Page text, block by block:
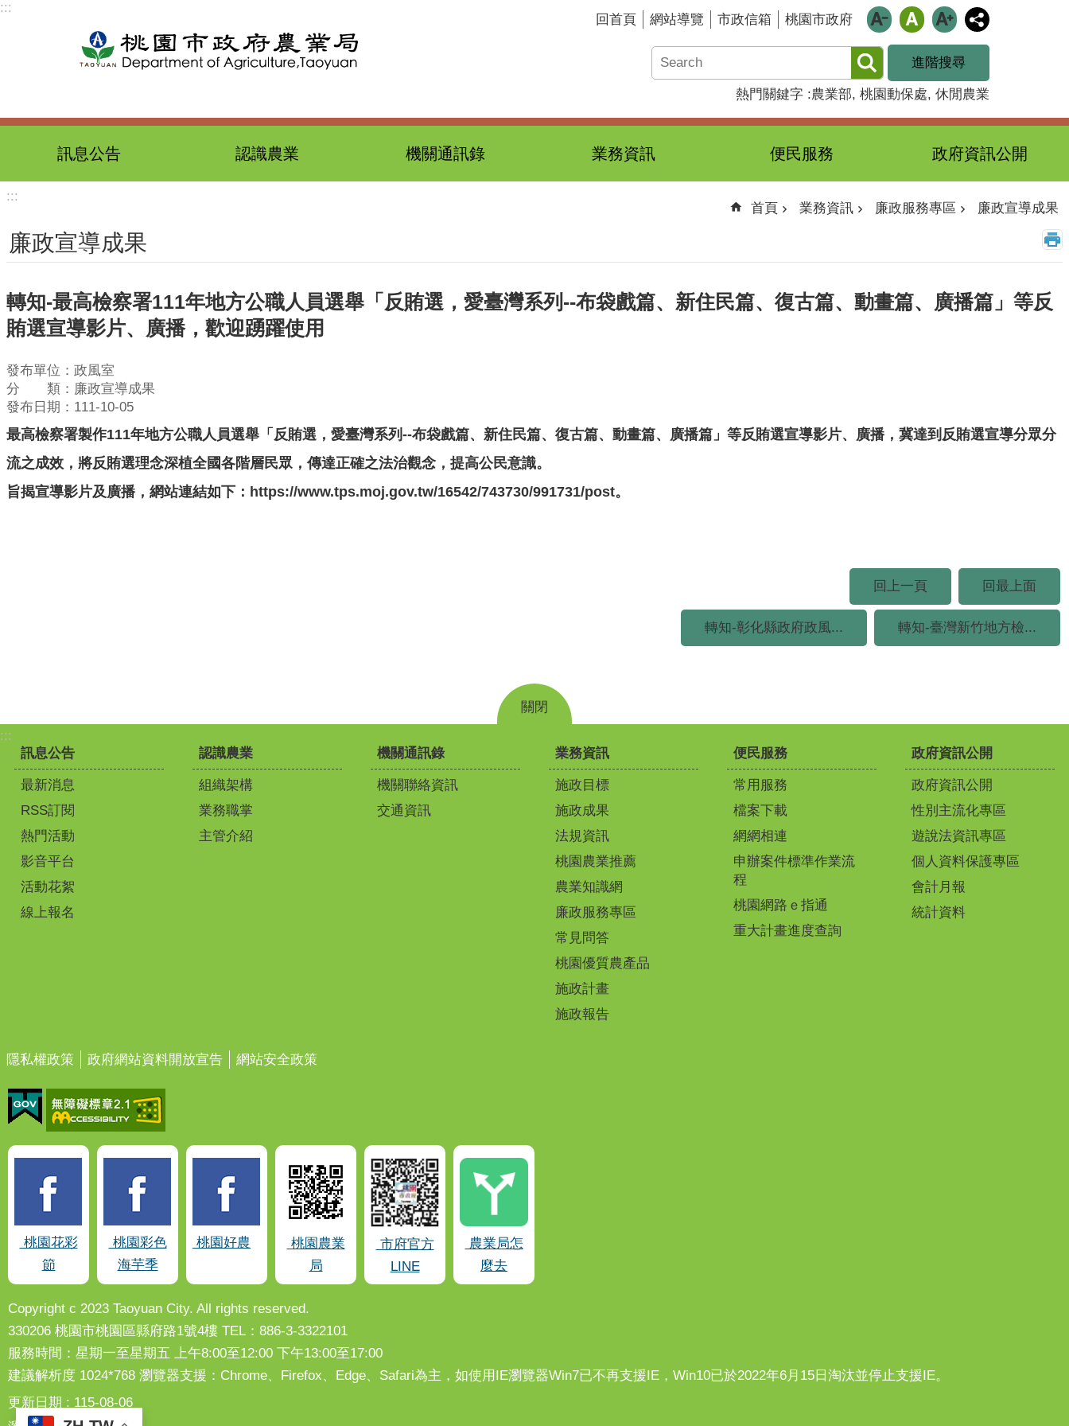
跳到主要內容區塊
:::
回首頁 網站導覽 市政信箱 桃園市政府
進階搜尋
熱門關鍵字 農業部 桃園動保處 休閒農業
訊息公告 認識農業 機關通訊錄 業務資訊 便民服務 政府資訊公開
:::
首頁 業務資訊 廉政服務專區 廉政宣導成果
廉政宣導成果
轉知-最高檢察署111年地方公職人員選舉「反賄選，愛臺灣系列--布袋戲篇、新住民篇、復古篇、動畫篇、廣播篇」等反
賄選宣導影片、廣播，歡迎踴躍使用
發布單位：政風室
分 類：廉政宣導成果
發布日期：111-10-05
最高檢察署製作111年地方公職人員選舉「反賄選，愛臺灣系列--布袋戲篇、新住民篇、復古篇、動畫篇、廣播篇」等反賄選宣導影片、廣播，冀達到反賄選宣導分眾分
流之成效，將反賄選理念深植全國各階層民眾，傳達正確之法治觀念，提高公民意識。
旨揭宣導影片及廣播，網站連結如下：https://www.tps.moj.gov.tw/16542/743730/991731/post。
回上一頁 回最上面
轉知-彰化縣政府政風... 轉知-臺灣新竹地方檢...
關閉
:::
訊息公告
最新消息
RSS訂閱
熱門活動
影音平台
活動花絮
線上報名
認識農業
組織架構
業務職掌
主管介紹
機關通訊錄
機關聯絡資訊
交通資訊
業務資訊
施政目標
施政成果
法規資訊
桃園農業推薦
農業知識網
廉政服務專區
常見問答
桃園優質農產品
施政計畫
施政報告
便民服務
常用服務
檔案下載
網網相連
申辦案件標準作業流
程
桃園網路ｅ指通
重大計畫進度查詢
政府資訊公開
政府資訊公開
性別主流化專區
遊說法資訊專區
個人資料保護專區
會計月報
統計資料
隱私權政策 政府網站資料開放宣告 網站安全政策
桃園花彩
節
桃園彩色
海芋季
桃園好農
桃園農業
局
市府官方
LINE
農業局怎
麼去
Copyright c 2023 Taoyuan City. All rights reserved.
330206 桃園市桃園區縣府路1號4樓 TEL：886-3-3322101
服務時間：星期一至星期五 上午8:00至12:00 下午13:00至17:00
建議解析度 1024*768 瀏覽器支援：Chrome、Firefox、Edge、Safari為主，如使用IE瀏覽器Win7已不再支援IE，Win10已於2022年6月15日淘汰並停止支援IE。
更新日期
115-08-06